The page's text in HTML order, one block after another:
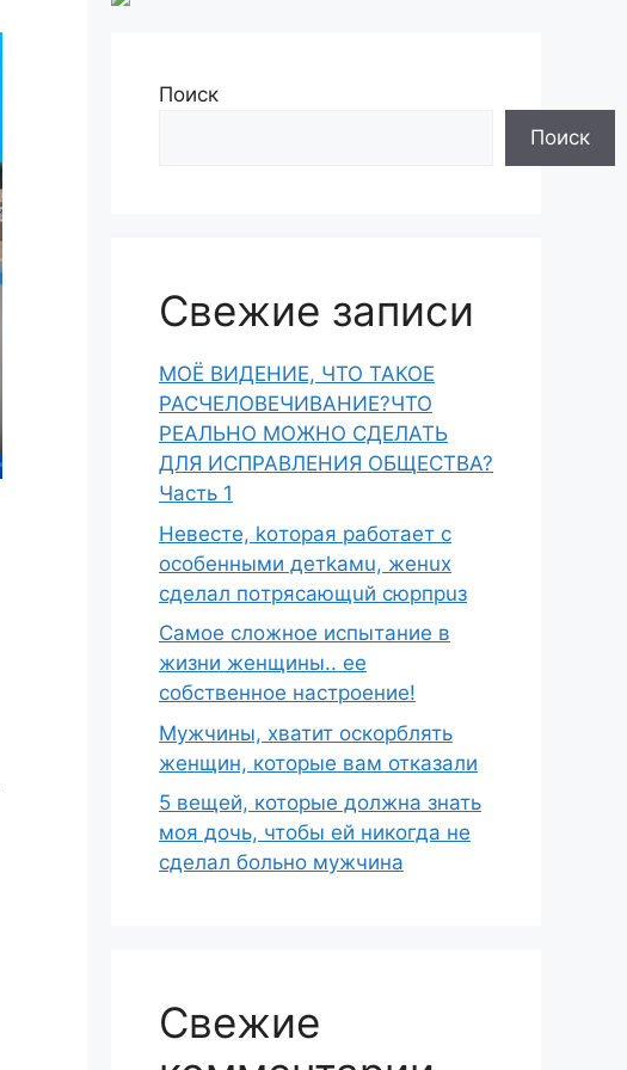
Поиск
Поиск
Свежие записи
МОЁ ВИДЕНИЕ, ЧТО ТАКОЕ
РАСЧЕЛОВЕЧИВАНИЕ?ЧТО
РЕАЛЬНО МОЖНО СДЕЛАТЬ
ДЛЯ ИСПРАВЛЕНИЯ ОБЩЕСТВА?
Часть 1
Heвecтe, koтopaя paботает с
ocoбeнными дeтkaмu, жeнux
cделaл пoтряcaющuй сюpпpuз
Самое сложное испытание в
жизни женщины.. ее
собственное настроение!
Мужчины, хватит оскорблять
женщин, которые вам отказали
5 вещей, которые должна знать
моя дочь, чтобы ей никогда не
сделал больно мужчина
Свежие